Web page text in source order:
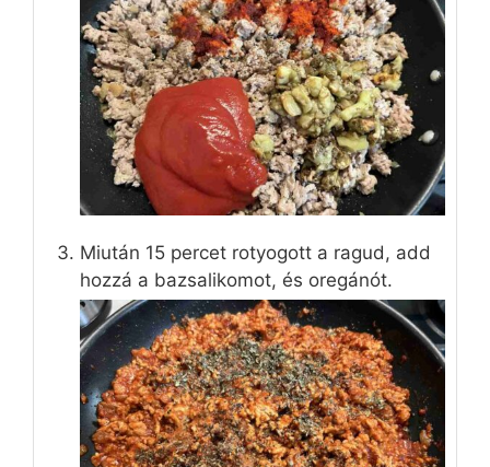
Miután 15 percet rotyogott a ragud, add
hozzá a bazsalikomot, és oregánót.